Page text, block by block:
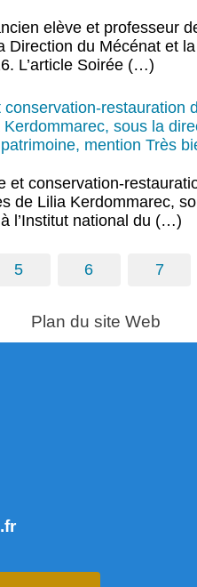
elève et professeur
Direction du Mécénat et
L’article Soirée (…)
conservation-
sous la
mention Très
et conservation-
de Lilia Kerdommarec,
l’Institut national du (…)
5 6 7
Plan du site Web